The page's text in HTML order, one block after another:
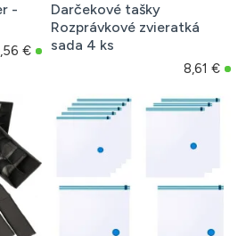
-
€
Darčekové tašky
Rozprávkové zvieratká
sada 4 ks
8,61 €